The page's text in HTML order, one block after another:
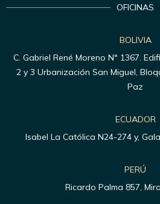
OFICINAS
BOLIVIA
C. Gabriel René Moreno N° 1367.
2 y 3 Urbanización San Miguel,
Paz
ECUADOR
Isabel La Católica N24-274 y,
PERÚ
Ricardo Palma 857,